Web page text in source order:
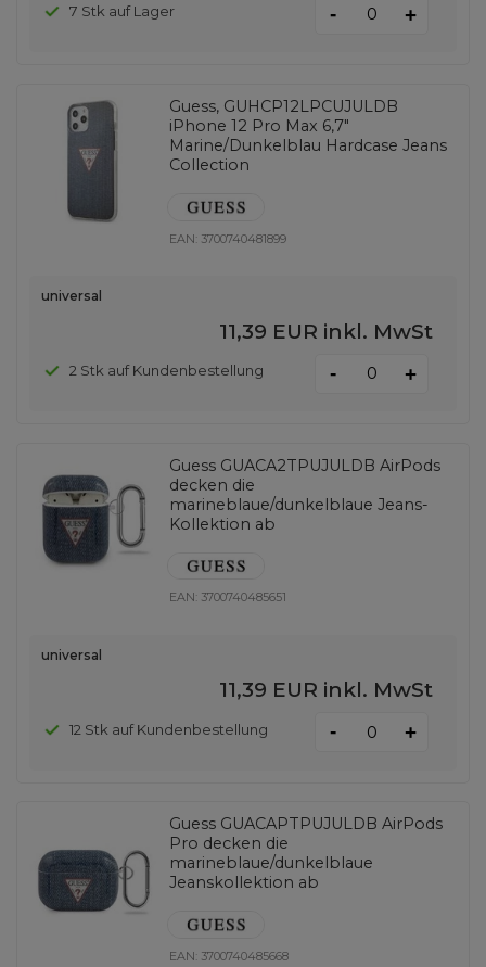
7 Stk auf Lager - +
Guess, GUHCP12LPCUJULDB
iPhone 12 Pro Max 6,7"
Marine/Dunkelblau Hardcase Jeans
Collection
EAN: 3700740481899
universal
11,39 EUR inkl. MwSt
2 Stk auf Kundenbestellung - +
Guess GUACA2TPUJULDB AirPods
decken die
marineblaue/dunkelblaue Jeans-
Kollektion ab
EAN: 3700740485651
universal
11,39 EUR inkl. MwSt
12 Stk auf Kundenbestellung - +
Guess GUACAPTPUJULDB AirPods
Pro decken die
marineblaue/dunkelblaue
Jeanskollektion ab
EAN: 3700740485668